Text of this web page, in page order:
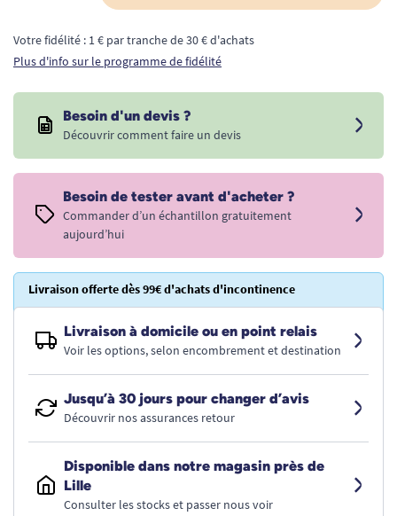
Votre fidélité : 1 € par tranche de 30 € d'achats
Plus d'info sur le programme de fidélité
Besoin d'un devis ?
Découvrir comment faire un devis
Besoin de tester avant d'acheter ?
Commander d’un échantillon gratuitement
aujourd’hui
Livraison offerte dès 99€ d'achats d'incontinence
Livraison à domicile ou en point relais
Voir les options, selon encombrement et destination
Jusqu’à 30 jours pour changer d’avis
Découvrir nos assurances retour
Disponible dans notre magasin près de
Lille
Consulter les stocks et passer nous voir